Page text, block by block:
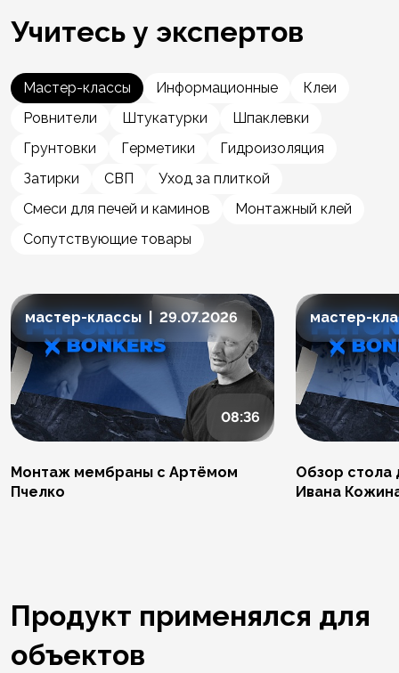
Учитесь у экспертов
Мастер-классы Информационные
Клеи
Ровнители
Штукатурки
Шпаклевки
Грунтовки
Герметики
Гидроизоляция
Затирки
СВП
Уход за плиткой
Смеси для печей и каминов
Монтажный клей
Сопутствующие товары
мастер-классы | 29.07.2026
08:36
Монтаж мембраны с Артёмом
Пчелко
мастер-
Обзор стола
Ивана
Продукт применялся для
объектов